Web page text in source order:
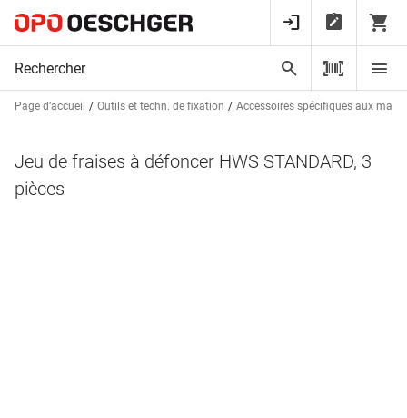
Page d’accueil Outils et techn. de fixation Accessoires spécifiques aux
Jeu de fraises à défoncer HWS STANDARD, 3
pièces